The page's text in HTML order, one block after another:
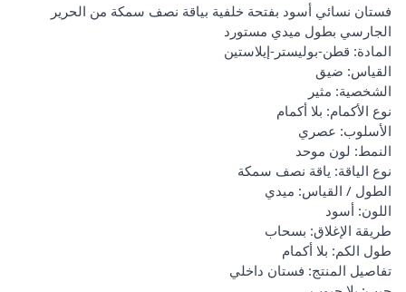
فستان نسائي أسود بفتحة خلفية بياقة نصف سمكة من الحرير
الجارسي بطول ميدي مستورد
المادة: قطن-بوليستر-إيلاستين
القياس: ضيق
الشخصية: مثير
نوع الأكمام: بلا أكمام
الأسلوب: عصري
النمط: لون موحد
نوع الياقة: ياقة نصف سمكة
الطول / القياس: ميدي
اللون: أسود
طريقة الإغلاق: بسحاب
طول الكم: بلا أكمام
تفاصيل المنتج: فستان داخلي